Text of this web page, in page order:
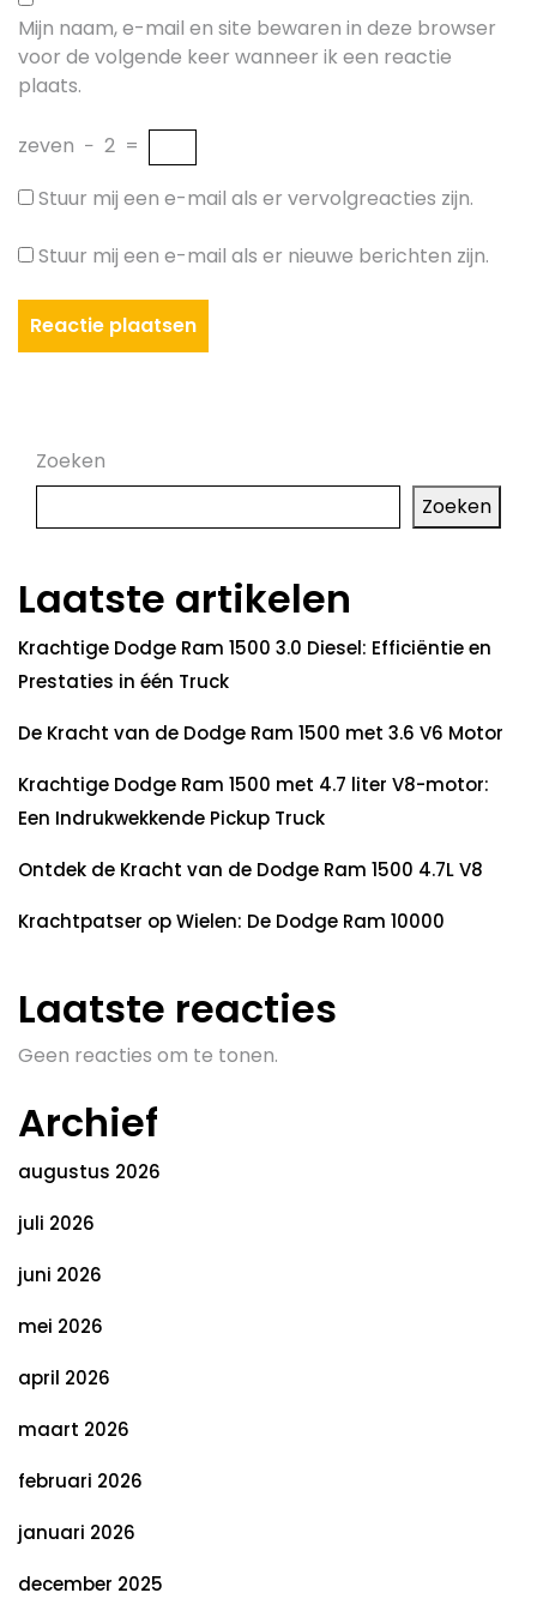
Mijn naam, e-mail en site bewaren in deze browser
voor de volgende keer wanneer ik een reactie
plaats.
zeven − 2 =
Stuur mij een e-mail als er vervolgreacties zijn.
Stuur mij een e-mail als er nieuwe berichten zijn.
Zoeken
Zoeken
Laatste artikelen
Krachtige Dodge Ram 1500 3.0 Diesel: Efficiëntie en
Prestaties in één Truck
De Kracht van de Dodge Ram 1500 met 3.6 V6 Motor
Krachtige Dodge Ram 1500 met 4.7 liter V8-motor:
Een Indrukwekkende Pickup Truck
Ontdek de Kracht van de Dodge Ram 1500 4.7L V8
Krachtpatser op Wielen: De Dodge Ram 10000
Laatste reacties
Geen reacties om te tonen.
Archief
augustus 2026
juli 2026
juni 2026
mei 2026
april 2026
maart 2026
februari 2026
januari 2026
december 2025